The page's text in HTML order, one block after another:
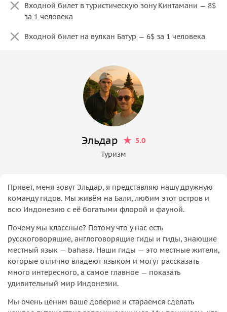
Входной билет в туристическую зону Кинтамани — 8$
за 1 человека
Входной билет на вулкан Батур — 6$ за 1 человека
Эльдар
5.0
Туризм
Привет, меня зовут Эльдар, я представляю нашу дружную
команду гидов. Мы живём на Бали, любим этот остров и
всю Индонезию с её богатыми флорой и фауной.
Почему мы классные? Потому что у нас есть
русскоговорящие, англоговорящие гиды и гиды, знающие
местный язык — bahasa. Наши гиды — это местные жители,
которые отлично владеют языком и могут рассказать
много интересного, а самое главное — показать
удивительный мир Индонезии.
Мы очень ценим ваше доверие и стараемся сделать